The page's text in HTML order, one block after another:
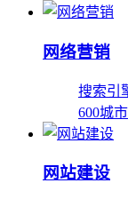
网络营销
搜索引
600城
网站建设